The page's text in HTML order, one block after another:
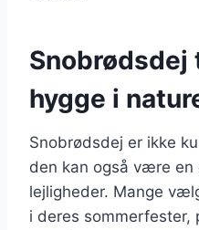
Snobrødsdej
hygge i
Snobrødsdej er ikke
den kan også være en
lejligheder. Mange
i deres sommerfester,